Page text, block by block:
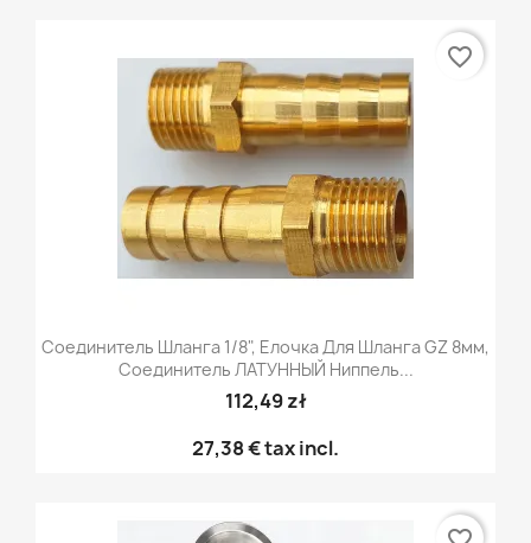
Соединитель Шланга 1/8", Елочка Для Шланга GZ 8мм,
Соединитель ЛАТУННЫЙ Ниппель...
112,49 zł
27,38 €tax incl.
favorite_border